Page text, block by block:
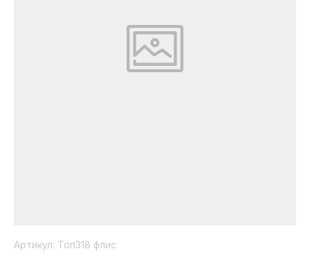
Артикул: Топ318 флис